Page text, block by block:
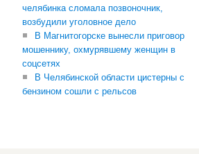
челябинка сломала позвоночник,
возбудили уголовное дело
В Магнитогорске вынесли приговор
мошеннику, охмурявшему женщин в
соцсетях
В Челябинской области цистерны с
бензином сошли с рельсов